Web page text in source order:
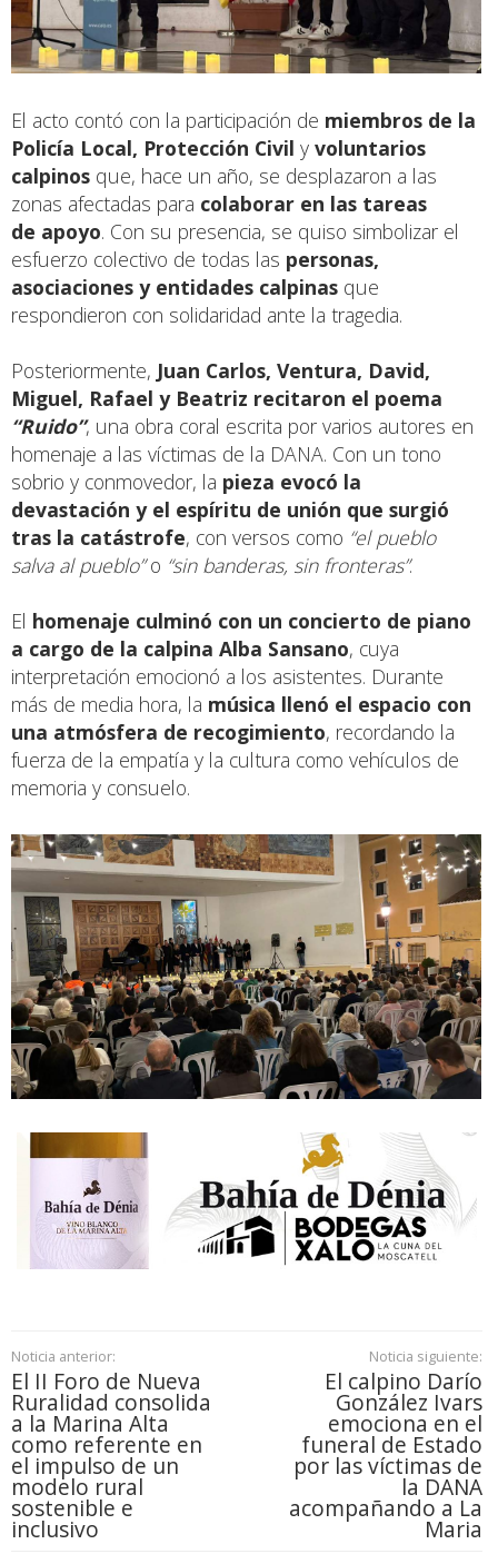
El acto contó con la participación de miembros de la
Policía Local, Protección Civil y voluntarios
calpinos que, hace un año, se desplazaron a las
zonas afectadas para colaborar en las tareas
de apoyo. Con su presencia, se quiso simbolizar el
esfuerzo colectivo de todas las personas,
asociaciones y entidades calpinas que
respondieron con solidaridad ante la tragedia.
Posteriormente, Juan Carlos, Ventura, David,
Miguel, Rafael y Beatriz recitaron el poema
“Ruido”, una obra coral escrita por varios autores en
homenaje a las víctimas de la DANA. Con un tono
sobrio y conmovedor, la pieza evocó la
devastación y el espíritu de unión que surgió
tras la catástrofe, con versos como “el pueblo
salva al pueblo”o “sin banderas, sin fronteras”.
El homenaje culminó con un concierto de piano
a cargo de la calpina Alba Sansano, cuya
interpretación emocionó a los asistentes. Durante
más de media hora, la música llenó el espacio con
una atmósfera de recogimiento, recordando la
fuerza de la empatía y la cultura como vehículos de
memoria y consuelo.
Noticia anterior:
El II Foro de Nueva
Ruralidad consolida
a la Marina Alta
como referente en
el impulso de un
modelo rural
sostenible e
inclusivo
Noticia siguiente:
El calpino Darío
González Ivars
emociona en el
funeral de Estado
por las víctimas de
la DANA
acompañando a La
Maria